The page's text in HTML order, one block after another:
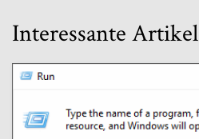
Interessante Artikel